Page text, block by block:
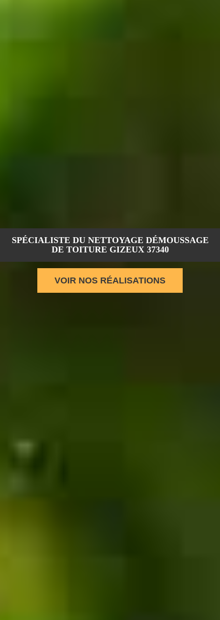
SPÉCIALISTE DU NETTOYAGE DÉMOUSSAGE
DE TOITURE GIZEUX 37340
VOIR NOS RÉALISATIONS